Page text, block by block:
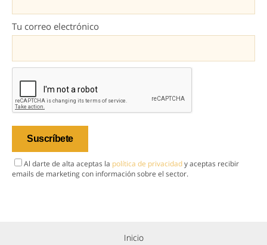
Tu correo electrónico
Al darte de alta aceptas la política de privacidady aceptas recibir
emails de marketing con información sobre el sector.
Inicio